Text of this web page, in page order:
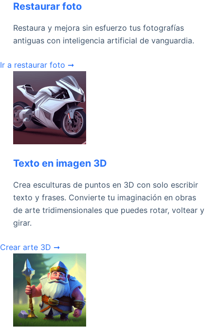
Restaurar foto
Restaura y mejora sin esfuerzo tus fotografías
antiguas con inteligencia artificial de vanguardia.
Ir a restaurar foto ➞
Texto en imagen 3D
Crea esculturas de puntos en 3D con solo escribir
texto y frases. Convierte tu imaginación en obras
de arte tridimensionales que puedes rotar, voltear y
girar.
Crear arte 3D ➞